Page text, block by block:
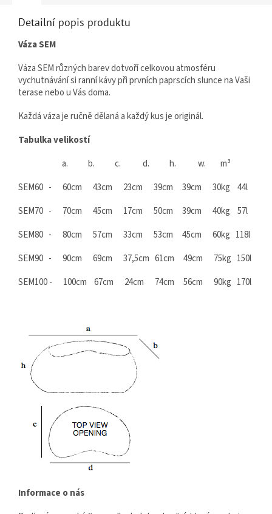
Detailní popis produktu
Váza SEM
Váza SEM různých barev dotvoří celkovou atmosféru
vychutnávání si ranní kávy při prvních paprscích slunce na Vaši
terase nebo u Vás doma.
Každá váza je ručně dělaná a každý kus je originál.
Tabulka velikostí
a. b. c. d. h. w. m³
SEM60 - 60cm 43cm 23cm 39cm 39cm 30kg 44l
SEM70 - 70cm 45cm 17cm 50cm 39cm 40kg 57l
SEM80 - 80cm 57cm 33cm 53cm 45cm 60kg 118l
SEM90 - 90cm 69cm 37,5cm 61cm 49cm 75kg 150l
SEM100 - 100cm 67cm 24cm 74cm 56cm 90kg 170l
Informace o nás